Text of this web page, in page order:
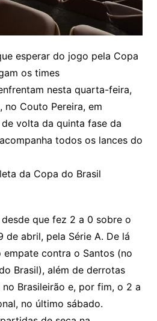
esperar do jogo pela Copa
os times
nesta quarta-feira,
no Couto Pereira, em
volta da quinta fase da
todos os lances do
da Copa do Brasil
que fez 2 a 0 sobre o
de abril, pela Série A. De lá
contra o Santos (no
Brasil), além de derrotas
Brasileirão e, por fim, o 2 a
no último sábado.